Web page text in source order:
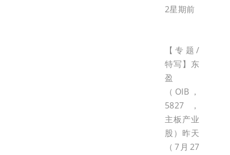
2星期前
【专题/
特写】东
盈
（OIB，
5827，
主板产业
股）昨天
（7月27